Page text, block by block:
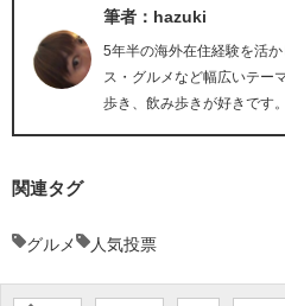
筆者：hazuki
5年半の海外在住経験を活
ス・グルメなど幅広いテー
歩き、飲み歩きが好きです。
関連タグ
グルメ 人気投票